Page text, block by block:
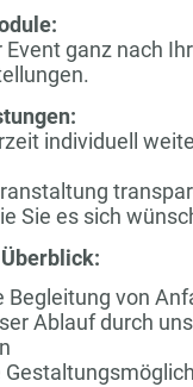
Event ganz nach
individuell
Sie es sich
Begleitung von
Ablauf durch